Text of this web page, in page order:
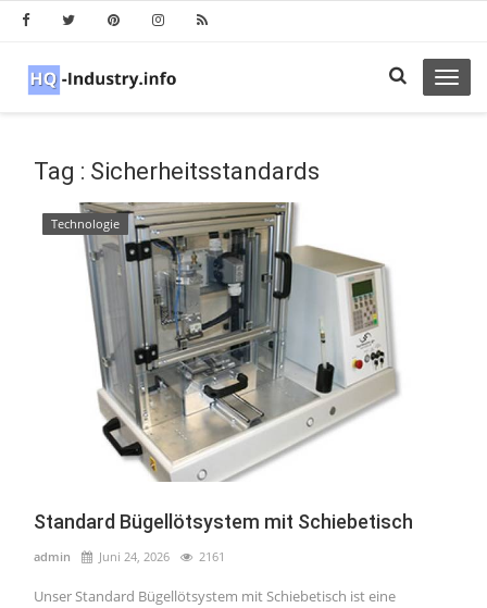
Tag : Sicherheitsstandards
Technologie
Standard Bügellötsystem mit Schiebetisch
admin Juni 24, 2026 2161
Unser Standard Bügellötsystem mit Schiebetisch ist eine